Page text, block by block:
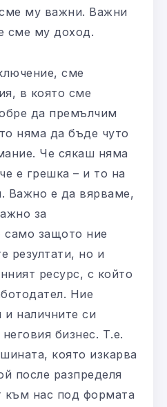
му важни. Важни
сме му доход.
сме
в която сме
да премълчим
няма да бъде чуто
Че сякаш няма
е грешка – и то на
Важно е да вярваме,
за
само защото ние
резултати, но и
ресурс, с който
Ние
наличните си
бизнес. Т.е.
която изкарва
после разпределя
към нас под формата